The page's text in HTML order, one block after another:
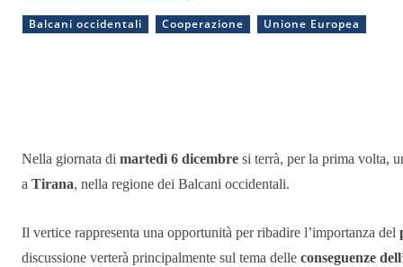
Balcani occidentali Cooperazione Unione Europea
Nella giornata di martedì 6 dicembre si terrà, per la prima volta,
a Tirana, nella regione dei Balcani occidentali.
Il vertice rappresenta una opportunità per ribadire l’importanza del
discussione verterà principalmente sul tema delle conseguenze